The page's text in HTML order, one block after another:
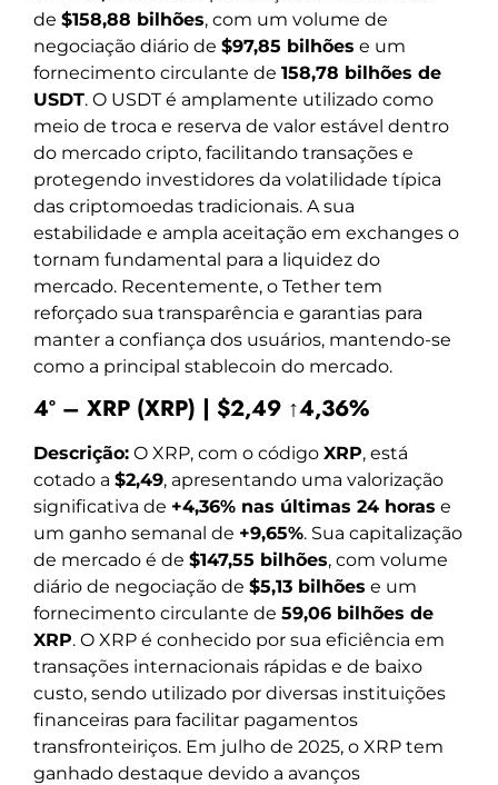
de $158,88 bilhões, com um volume de
negociação diário de $97,85 bilhões e um
fornecimento circulante de 158,78 bilhões de
USDT. O USDT é amplamente utilizado como
meio de troca e reserva de valor estável dentro
do mercado cripto, facilitando transações e
protegendo investidores da volatilidade típica
das criptomoedas tradicionais. A sua
estabilidade e ampla aceitação em exchanges o
tornam fundamental para a liquidez do
mercado. Recentemente, o Tether tem
reforçado sua transparência e garantias para
manter a confiança dos usuários, mantendo-se
como a principal stablecoin do mercado.
4º – XRP (XRP) | $2,49 ↑4,36%
Descrição: O XRP, com o código XRP, está
cotado a $2,49, apresentando uma valorização
significativa de +4,36% nas últimas 24 horas e
um ganho semanal de +9,65%. Sua capitalização
de mercado é de $147,55 bilhões, com volume
diário de negociação de $5,13 bilhões e um
fornecimento circulante de 59,06 bilhões de
XRP. O XRP é conhecido por sua eficiência em
transações internacionais rápidas e de baixo
custo, sendo utilizado por diversas instituições
financeiras para facilitar pagamentos
transfronteiriços. Em julho de 2025, o XRP tem
ganhado destaque devido a avanços